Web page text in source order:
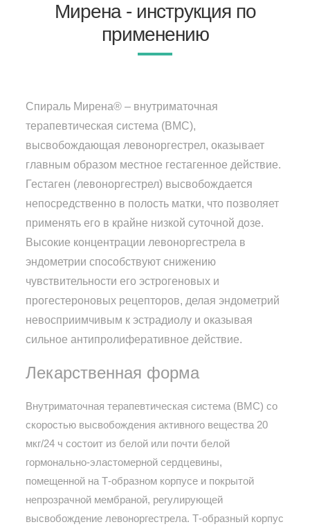
Мирена - инструкция по
применению
Спираль Мирена® – внутриматочная
терапевтическая система (ВМС),
высвобождающая левоноргестрел, оказывает
главным образом местное гестагенное действие.
Гестаген (левоноргестрел) высвобождается
непосредственно в полость матки, что позволяет
применять его в крайне низкой суточной дозе.
Высокие концентрации левоноргестрела в
эндометрии способствуют снижению
чувствительности его эстрогеновых и
прогестероновых рецепторов, делая эндометрий
невосприимчивым к эстрадиолу и оказывая
сильное антипролиферативное действие.
Лекарственная форма
Внутриматочная терапевтическая система (ВМС) со
скоростью высвобождения активного вещества 20
мкг/24 ч состоит из белой или почти белой
гормонально-эластомерной сердцевины,
помещенной на Т-образном корпусе и покрытой
непрозрачной мембраной, регулирующей
высвобождение левоноргестрела. Т-образный корпус